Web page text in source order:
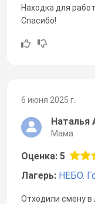
Находка для
Спасибо!
6 июня 2025 г.
Наталья
Мама
Оценка: 5
Лагерь: НЕБО.
Отходили смену в